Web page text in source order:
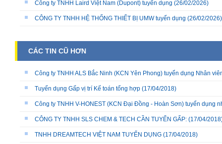
Công ty TNHH Laird Việt Nam (Dupont) tuyển dụng (26/02/2026)
CÔNG TY TNHH HỆ THỐNG THIẾT BỊ UMW tuyển dụng (26/02/2026)
CÁC TIN CŨ HƠN
Công ty TNHH ALS Bắc Ninh (KCN Yên Phong) tuyển dụng Nhân
Tuyển dụng Gấp vị trí Kế toán tổng hợp (17/04/2018)
Công ty TNHH V-HONEST (KCN Đại Đồng - Hoàn Sơn) tuyển dụng
CÔNG TY TNHH SLS CHEM & TECH CẦN TUYỂN GẤP: (17/04/
TNHH DREAMTECH VIỆT NAM TUYỂN DỤNG (17/04/2018)